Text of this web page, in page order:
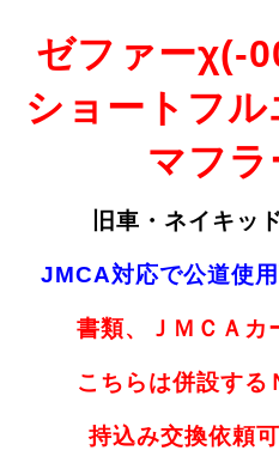
ゼファー
ショートフル
マフラ
旧車・ネイキッ
JMCA対応で公道使
書類、ＪＭＣＡカ
こちらは併設する
持込み交換依頼